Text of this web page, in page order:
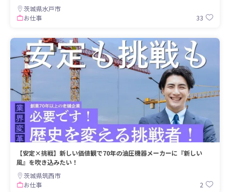
茨城県水戸市
お仕事
33
【安定×挑戦】新しい価値観で70年の油圧機器メーカーに『新しい
風』を吹き込みたい！
茨城県筑西市
お仕事
2